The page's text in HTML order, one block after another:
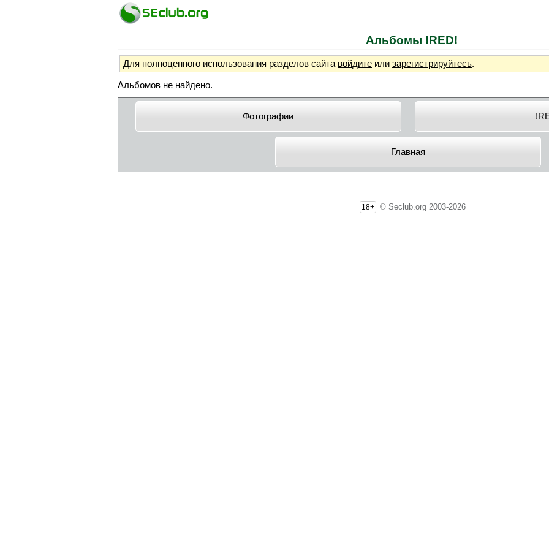
Альбомы !RED!
Для полноценного использования разделов сайта войдите или зарегистрируйтесь.
Альбомов не найдено.
Фотографии
Главная
18+ © Seclub.org 2003-2026